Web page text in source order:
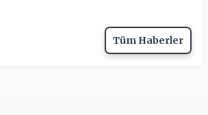
Tüm Haberler